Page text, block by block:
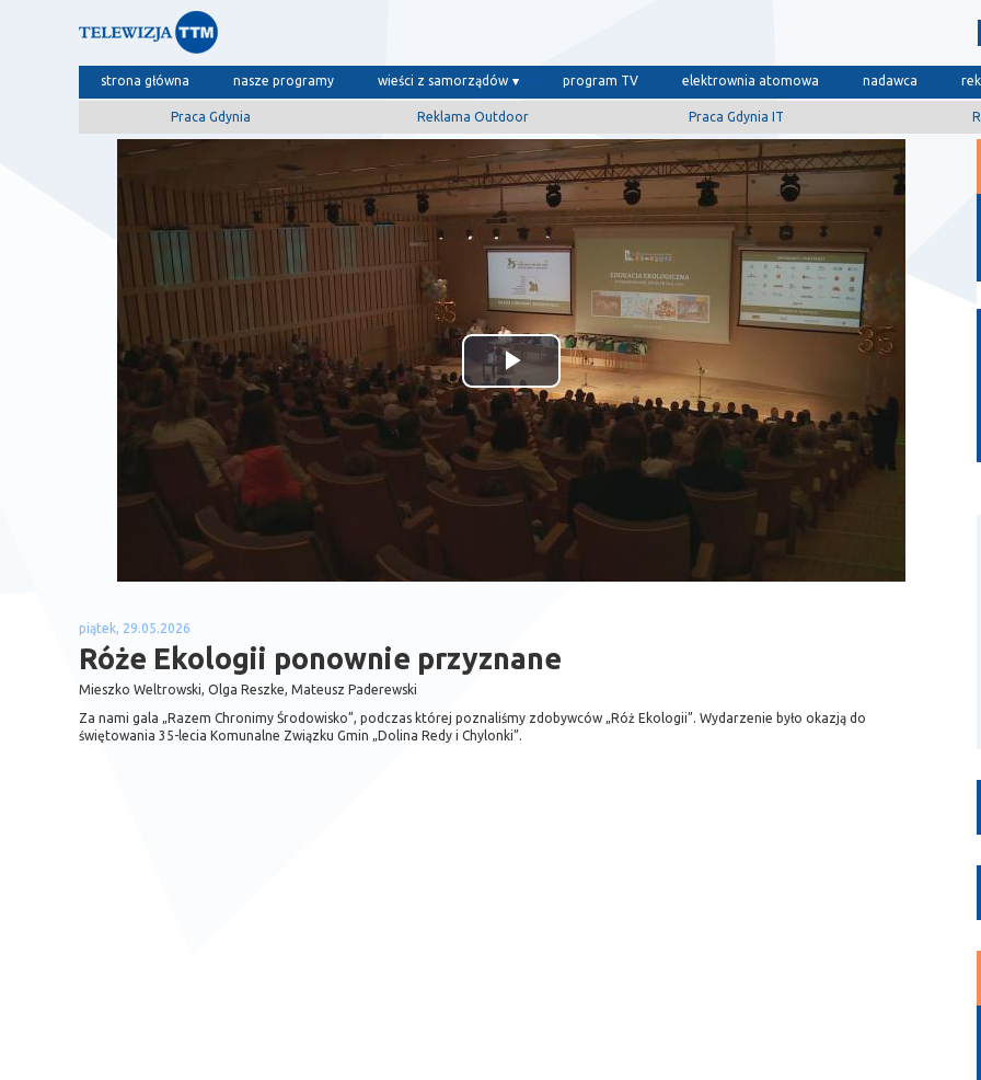
strona główna nasze programy wieści z samorządów program TV elektrownia atomowa nadawca
Praca Gdynia Reklama Outdoor Praca Gdynia IT
Odtwórz
wideo
piątek, 29.05.2026
Róże Ekologii ponownie przyznane
Mieszko Weltrowski, Olga Reszke, Mateusz Paderewski
Za nami gala „Razem Chronimy Środowisko”, podczas której poznaliśmy zdobywców „Róż Ekologii”. Wydarzenie było okazją do
świętowania 35-lecia Komunalne Związku Gmin „Dolina Redy i Chylonki”.